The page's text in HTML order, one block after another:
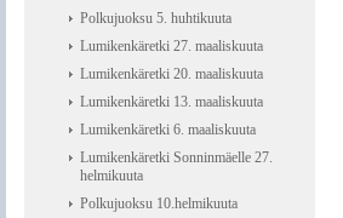
Polkujuoksu 5. huhtikuuta
Lumikenkäretki 27. maaliskuuta
Lumikenkäretki 20. maaliskuuta
Lumikenkäretki 13. maaliskuuta
Lumikenkäretki 6. maaliskuuta
Lumikenkäretki Sonninmäelle 27.
helmikuuta
Polkujuoksu 10.helmikuuta